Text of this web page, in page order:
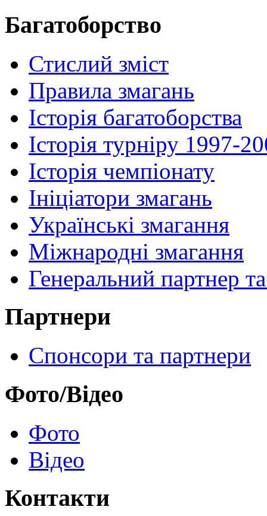
Багатоборство
Стислий зміст
Правила змагань
Історія багатоборства
Історія турніру 1997-
Історія чемпіонату
Ініціатори змагань
Українські змагання
Міжнародні змагання
Генеральний партнер
Партнери
Спонсори та партнери
Фото/Відео
Фото
Відео
Контакти